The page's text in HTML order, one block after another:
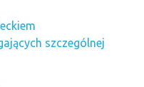
szczególnej